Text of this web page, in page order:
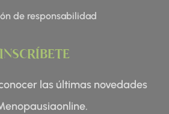
de responsabilidad
INSCRÍBETE
las últimas novedades